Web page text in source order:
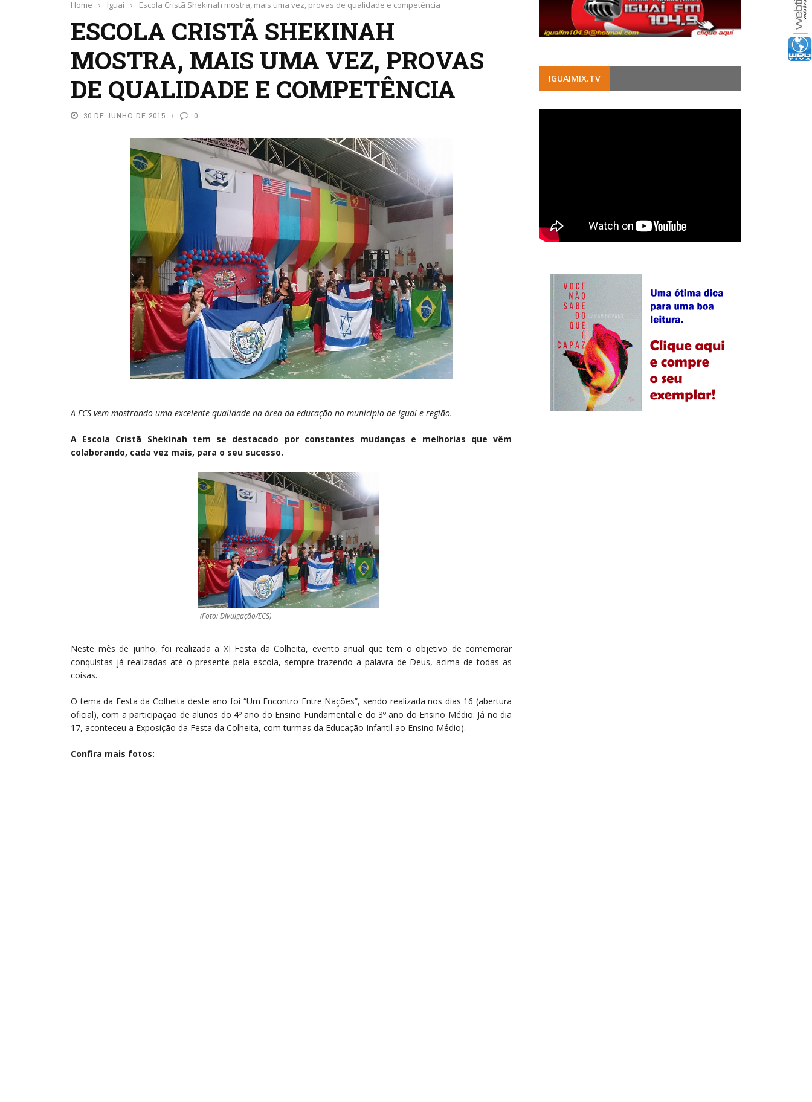
Home › Iguaí › Escola Cristã Shekinah mostra, mais uma vez, provas de qualidade e competência
ESCOLA CRISTÃ SHEKINAH
MOSTRA, MAIS UMA VEZ, PROVAS
DE QUALIDADE E COMPETÊNCIA
30 DE JUNHO DE 2015 0
A ECS vem mostrando uma excelente qualidade na área da educação no município de Iguaí e região.
A Escola Cristã Shekinah tem se destacado por constantes mudanças e melhorias que vêm
colaborando, cada vez mais, para o seu sucesso.
(Foto: Divulgação/ECS)
Neste mês de junho, foi realizada a XI Festa da Colheita, evento anual que tem o objetivo de comemorar
conquistas já realizadas até o presente pela escola, sempre trazendo a palavra de Deus, acima de todas as
coisas.
O tema da Festa da Colheita deste ano foi “Um Encontro Entre Nações”, sendo realizada nos dias 16 (abertura
oficial), com a participação de alunos do 4º ano do Ensino Fundamental e do 3º ano do Ensino Médio. Já no dia
17, aconteceu a Exposição da Festa da Colheita, com turmas da Educação Infantil ao Ensino Médio).
Confira mais fotos:
IGUAIMIX.TV